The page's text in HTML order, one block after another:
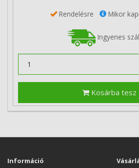
Rendelésre Mikor
Ingyenes
Kosárba tesz
Információ